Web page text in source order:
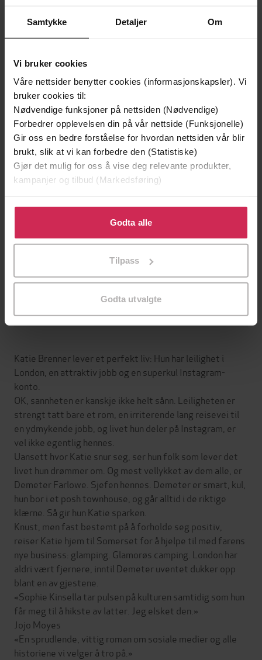
Samtykke Detaljer Om
Vi bruker cookies
Våre nettsider benytter cookies (informasjonskapsler). Vi
bruker cookies til:
Nødvendige funksjoner på nettsiden (Nødvendige)
Forbedrer opplevelsen din på vår nettside (Funksjonelle)
Gir oss en bedre forståelse for hvordan nettsiden vår blir
brukt, slik at vi kan forbedre den (Statistiske)
Gjør det mulig for oss å vise deg relevante produkter,
kampanjer og tilbud (Markedsføring)
Klikk på «Godta alle» for å gi oss ditt samtykke til å
bruke cookies for alle disse formålene. Du kan også
tilpasse ditt samtykke til spesifikke formål ved å klikke
Godta alle
Tilpass
Godta utvalgte
Forfattere Sophie Kinsella(forfatter),
Embla Skjong
Forlag Gyldendal
Utgitt 22.05.2017
Lengde 461sider
Sjanger Skjønnlitteratur ,Romantikk og drama
Serie Gyldendal bestselger
Språk Bokmål
Format epub
beskyttelse
Vannmerket
9788205501041
Om boken
Katie Brenner lever et perfekt liv: Hun har leilighet i
London, en attraktiv jobb og en superkul Instagram-
konto.
OK, sannheten er kanskje ikke helt sånn. Leiligheten er
strengt tatt bare et rom, en irriterende lang reisevei til
en ydmykende jobb, og livet hun deler på Instagram, er
vel ikke egentlig hennes.
Uansett hvor Katie snur seg, ser hun folk som lever det
livet hun drømmer om. Og mest vellykket av dem alle, er
Demeter Farlowe. Sjefen hennes. Demeter er smart, kul,
hun bor i et posh townhouse, og går alltid i de riktige
klærne. Så gir hun Katie sparken.
Knust, men fast bestemt på å forholde seg positiv,
reiser Katie hjem til Somerset for å hjelpe til med farens
nye business: glamping. Glamorøs camping. London har
aldri vært fjernere, inntil Demeter uventet dukker opp
blant en av gjestene.
«Sophie Kinsella tar pulsen på kulturen samtidig som hun
får meg til å hikste av latter. Jeg elsket den.»
Jojo Moyes
«En sprudlende, vittig roman om sosiale medier og alle
historiene vi velger å tro på.»